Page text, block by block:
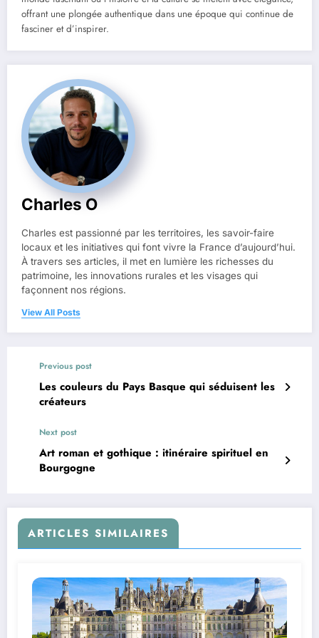
offrant une plongée authentique dans une époque qui continue de
fasciner et d’inspirer.
Charles O
Charles est passionné par les territoires, les savoir-faire
locaux et les initiatives qui font vivre la France d’aujourd’hui.
À travers ses articles, il met en lumière les richesses du
patrimoine, les innovations rurales et les visages qui
façonnent nos régions.
View All Posts
Previous post
Les couleurs du Pays Basque qui séduisent les
créateurs
Next post
Art roman et gothique : itinéraire spirituel en
Bourgogne
ARTICLES SIMILAIRES